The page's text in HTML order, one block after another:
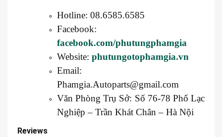
Hotline: 08.6585.6585
Facebook:
facebook.com/phutungphamgia
Website: phutungotophamgia.vn
Email:
Phamgia.Autoparts@gmail.com
Văn Phòng Trụ Sở: Số 76-78 Phố Lạc
Nghiệp – Trần Khát Chân – Hà Nội
Reviews